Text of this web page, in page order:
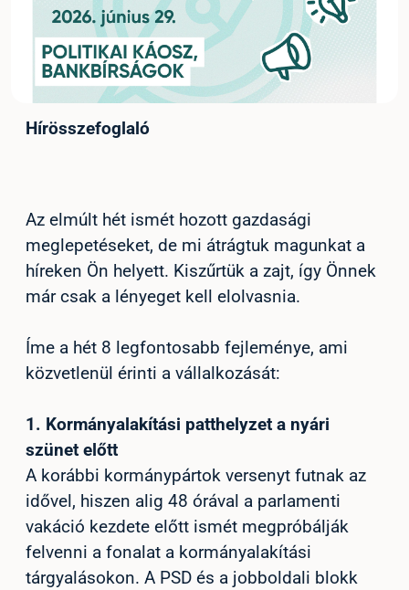
Hírösszefoglaló
Az elmúlt hét ismét hozott gazdasági
meglepetéseket, de mi átrágtuk magunkat a
híreken Ön helyett. Kiszűrtük a zajt, így Önnek
már csak a lényeget kell elolvasnia.
Íme a hét 8 legfontosabb fejleménye, ami
közvetlenül érinti a vállalkozását:
1. Kormányalakítási patthelyzet a nyári
szünet előtt
A korábbi kormánypártok versenyt futnak az
idővel, hiszen alig 48 órával a parlamenti
vakáció kezdete előtt ismét megpróbálják
felvenni a fonalat a kormányalakítási
tárgyalásokon. A PSD és a jobboldali blokk